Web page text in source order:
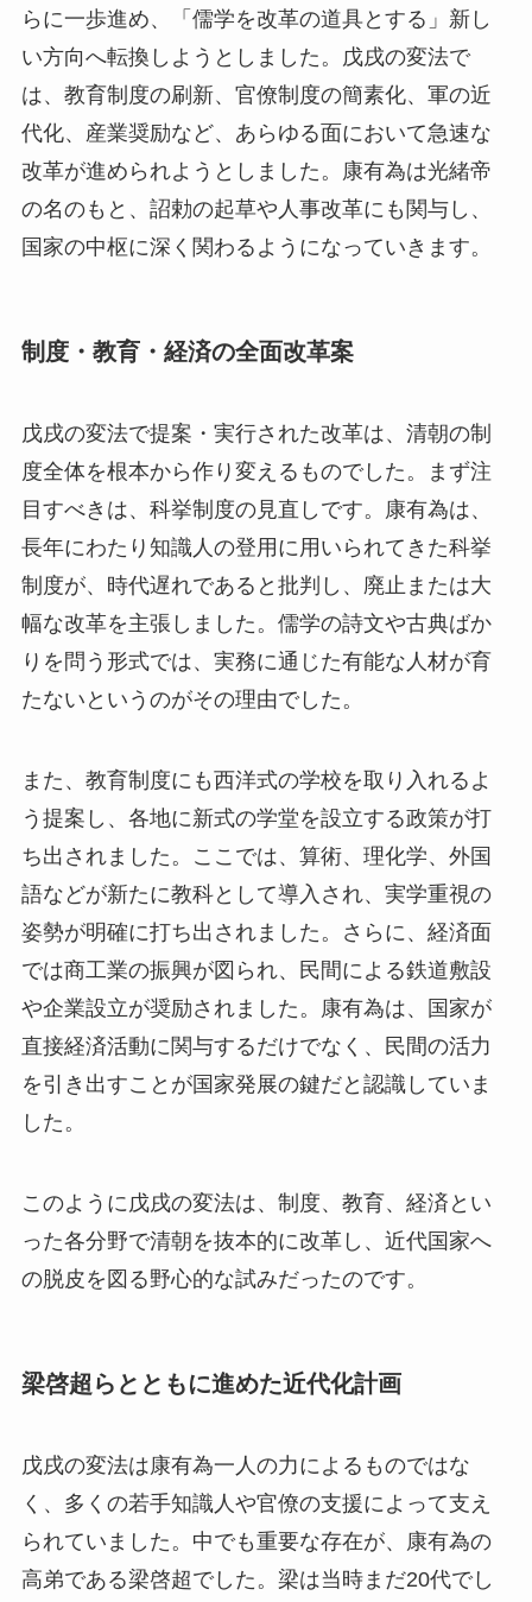
らに一歩進め、「儒学を改革の道具とする」新し
い方向へ転換しようとしました。戊戌の変法で
は、教育制度の刷新、官僚制度の簡素化、軍の近
代化、産業奨励など、あらゆる面において急速な
改革が進められようとしました。康有為は光緒帝
の名のもと、詔勅の起草や人事改革にも関与し、
国家の中枢に深く関わるようになっていきます。
制度・教育・経済の全面改革案
戊戌の変法で提案・実行された改革は、清朝の制
度全体を根本から作り変えるものでした。まず注
目すべきは、科挙制度の見直しです。康有為は、
長年にわたり知識人の登用に用いられてきた科挙
制度が、時代遅れであると批判し、廃止または大
幅な改革を主張しました。儒学の詩文や古典ばか
りを問う形式では、実務に通じた有能な人材が育
たないというのがその理由でした。
また、教育制度にも西洋式の学校を取り入れるよ
う提案し、各地に新式の学堂を設立する政策が打
ち出されました。ここでは、算術、理化学、外国
語などが新たに教科として導入され、実学重視の
姿勢が明確に打ち出されました。さらに、経済面
では商工業の振興が図られ、民間による鉄道敷設
や企業設立が奨励されました。康有為は、国家が
直接経済活動に関与するだけでなく、民間の活力
を引き出すことが国家発展の鍵だと認識していま
した。
このように戊戌の変法は、制度、教育、経済とい
った各分野で清朝を抜本的に改革し、近代国家へ
の脱皮を図る野心的な試みだったのです。
梁啓超らとともに進めた近代化計画
戊戌の変法は康有為一人の力によるものではな
く、多くの若手知識人や官僚の支援によって支え
られていました。中でも重要な存在が、康有為の
高弟である梁啓超でした。梁は当時まだ20代でし